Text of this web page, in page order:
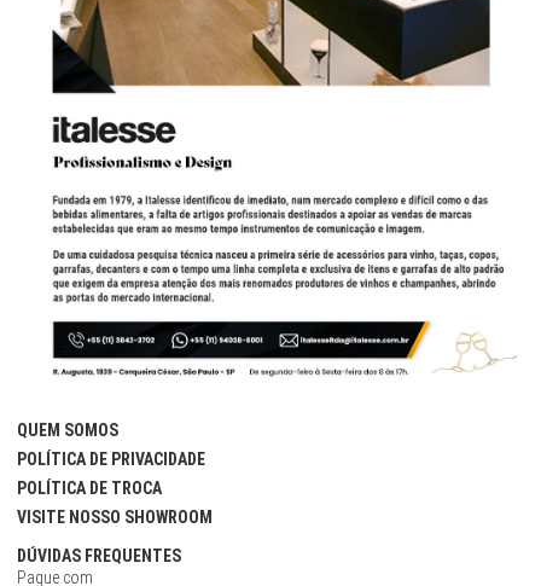
QUEM SOMOS
POLÍTICA DE PRIVACIDADE
POLÍTICA DE TROCA
VISITE NOSSO SHOWROOM
DÚVIDAS FREQUENTES
Pague com